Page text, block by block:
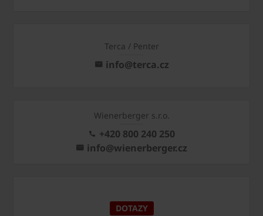
Terca / Penter
info@terca.cz
Wienerberger s.r.o.
+420 800 240 250
info@wienerberger.cz
DOTAZY